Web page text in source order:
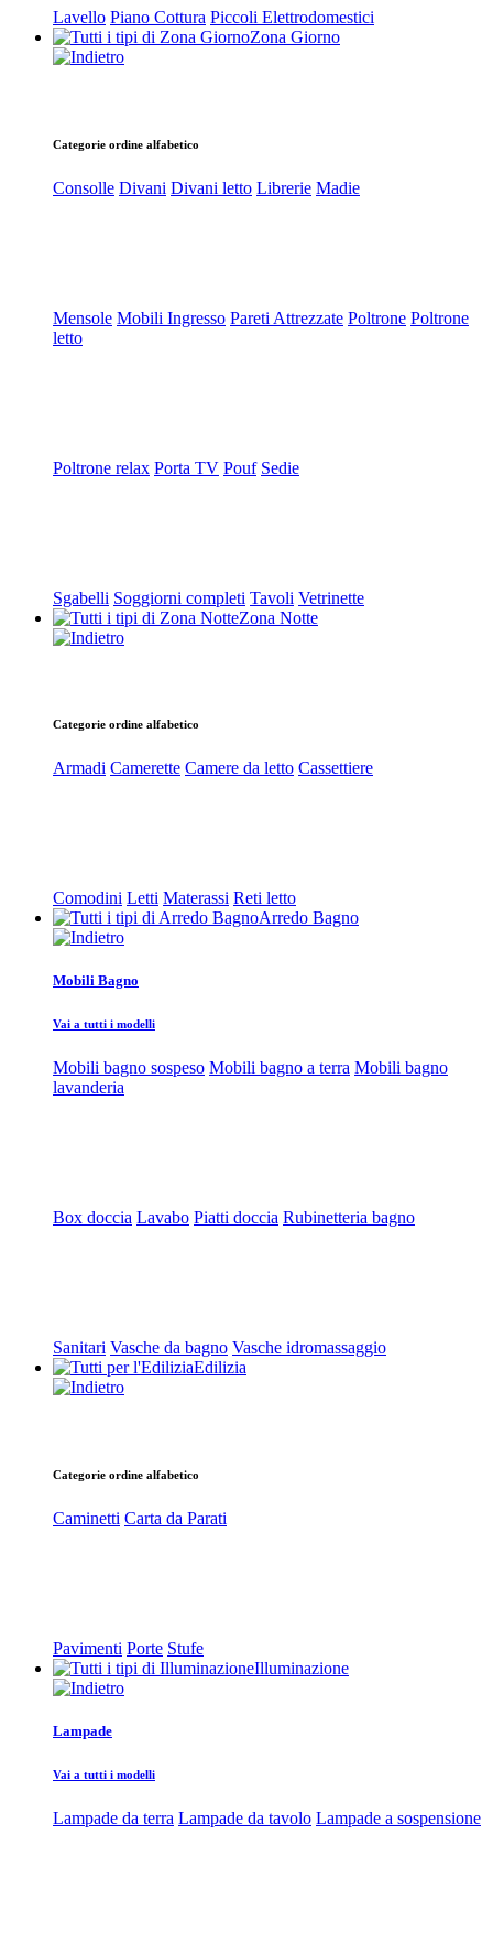
Lavello Piano Cottura Piccoli Elettrodomestici
Zona Giorno
Categorie ordine alfabetico
Consolle Divani Divani letto Librerie Madie
Mensole Mobili Ingresso Pareti Attrezzate Poltrone Poltrone
letto
Poltrone relax Porta TV Pouf Sedie
Sgabelli Soggiorni completi Tavoli Vetrinette
Zona Notte
Categorie ordine alfabetico
Armadi Camerette Camere da letto Cassettiere
Comodini Letti Materassi Reti letto
Arredo Bagno
Mobili Bagno
Vai a tutti i modelli
Mobili bagno sospeso Mobili bagno a terra Mobili bagno
lavanderia
Box doccia Lavabo Piatti doccia Rubinetteria bagno
Sanitari Vasche da bagno Vasche idromassaggio
Edilizia
Categorie ordine alfabetico
Caminetti Carta da Parati
Pavimenti Porte Stufe
Illuminazione
Lampade
Vai a tutti i modelli
Lampade da terra Lampade da tavolo Lampade a sospensione